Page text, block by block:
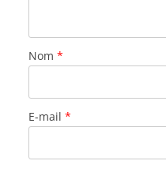
Nom *
E-mail *